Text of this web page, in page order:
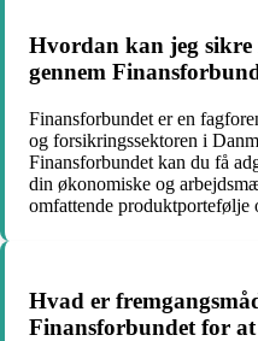
Hvordan kan jeg
gennem
Finansforbundet er en
og forsikringssektoren i
Finansforbundet kan du få
din økonomiske og
omfattende produktportefølje
Hvad er
Finansforbundet for